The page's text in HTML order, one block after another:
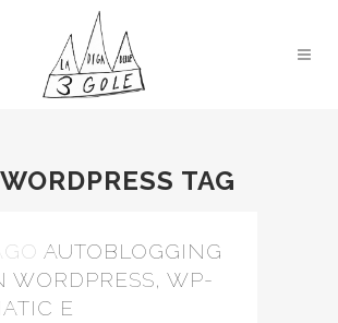
TAG
AUTOBLOGGING
WORDPRESS, WP-
E